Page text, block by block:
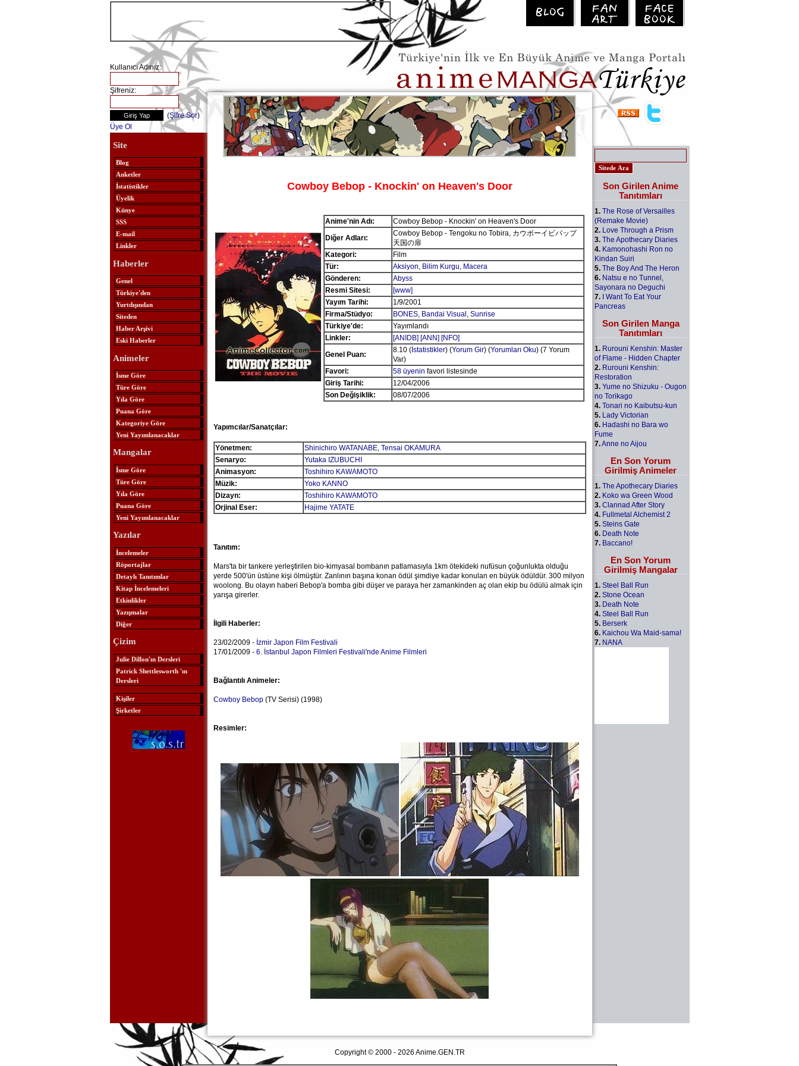
Kullanıcı Adınız:
Şifreniz:
(Şifre Sor)
Üye Ol
Site
Blog
Anketler
İstatistikler
Üyelik
Künye
SSS
E-mail
Linkler
Haberler
Genel
Türkiye'den
Yurtdışından
Siteden
Haber Arşivi
Eski Haberler
Animeler
İsme Göre
Türe Göre
Yıla Göre
Puana Göre
Kategoriye Göre
Yeni Yayımlanacaklar
Mangalar
İsme Göre
Türe Göre
Yıla Göre
Puana Göre
Yeni Yayımlanacaklar
Yazılar
İncelemeler
Röportajlar
Detaylı Tanıtımlar
Kitap İncelemeleri
Etkinlikler
Yazışmalar
Diğer
Çizim
Julie Dillon'ın Dersleri
Patrick Shettlesworth 'ın
Dersleri
Kişiler
Şirketler
Cowboy Bebop - Knockin' on Heaven's Door
Anime'nin Adı:
Cowboy Bebop - Knockin' on Heaven's Door
Diğer Adları:
Cowboy Bebop - Tengoku no Tobira, カウボーイビバップ
天国の扉
Kategori:
Film
Tür:
Aksiyon, Bilim Kurgu, Macera
Gönderen:
Abyss
Resmi Sitesi:
[www]
Yayım Tarihi:
1/9/2001
Firma/Stüdyo:
BONES, Bandai Visual , Sunrise
Türkiye'de:
Yayımlandı
Linkler:
[ANIDB] [ANN] [NFO]
Genel Puan:
8.10 (İstatistikler) (Yorum Gir) (Yorumları Oku) (7 Yorum
Var)
Favori:
58 üyenin favori listesinde
Giriş Tarihi:
12/04/2006
Son Değişiklik:
08/07/2006
Yapımcılar/Sanatçılar:
Yönetmen: Shinichiro WATANABE, Tensai OKAMURA
Senaryo:
Yutaka IZUBUCHI
Animasyon:
Toshihiro KAWAMOTO
Müzik:
Yoko KANNO
Dizayn:
Toshihiro KAWAMOTO
Orjinal Eser:
Hajime YATATE
Tanıtım:
Mars'ta bir tankere yerleştirilen bio-kimyasal bombanın patlamasıyla 1km ötekideki nufüsun çoğunlukta olduğu
yerde 500'ün üstüne kişi ölmüştür. Zanlının başına konan ödül şimdiye kadar konulan en büyük ödüldür. 300 milyon
woolong. Bu olayın haberi Bebop'a bomba gibi düşer ve paraya her zamankinden aç olan ekip bu ödülü almak için
yarışa girerler.
İlgili Haberler:
23/02/2009 - İzmir Japon Film Festivali
17/01/2009 - 6. İstanbul Japon Filmleri Festivali'nde Anime Filmleri
Bağlantılı Animeler:
Cowboy Bebop(TV Serisi) (1998)
Resimler:
Son Girilen Anime
Tanıtımları
1. The Rose of Versailles
(Remake Movie)
2. Love Through a Prism
3. The Apothecary Diaries
4. Kamonohashi Ron no
Kindan Suiri
5. The Boy And The Heron
6. Natsu e no Tunnel,
Sayonara no Deguchi
7. I Want To Eat Your
Pancreas
Son Girilen Manga
Tanıtımları
1. Rurouni Kenshin: Master
of Flame - Hidden Chapter
2. Rurouni Kenshin:
Restoration
3. Yume no Shizuku - Ougon
no Torikago
4. Tonari no Kaibutsu-kun
5. Lady Victorian
6. Hadashi no Bara wo
Fume
7.Anne no Aijou
En Son Yorum
Girilmiş Animeler
1. The Apothecary Diaries
2. Koko wa Green Wood
3. Clannad After Story
4. Fullmetal Alchemist 2
5. Steins Gate
6. Death Note
7. Baccano!
En Son Yorum
Girilmiş Mangalar
1. Steel Ball Run
2. Stone Ocean
3. Death Note
4. Steel Ball Run
5. Berserk
6. Kaichou Wa Maid-sama!
7. NANA
Copyright © 2000 - 2026 Anime.GEN.TR